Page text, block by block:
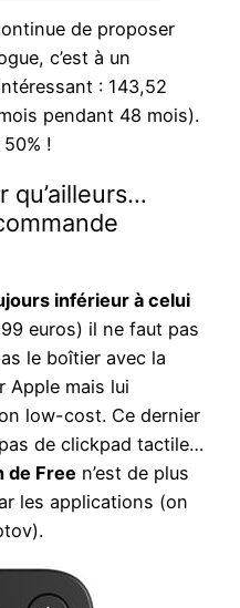
de proposer
c’est à un
: 143,52
pendant 48 mois).
!
qu’ailleurs…
inférieur à celui
euros) il ne faut pas
le boîtier avec la
Apple mais lui
low-cost. Ce dernier
de clickpad tactile…
de Free n’est de plus
les applications (on